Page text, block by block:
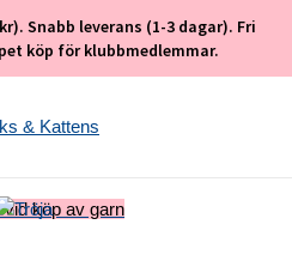
Snabb leverans (1-3 dagar). Fri
köp för klubbmedlemmar.
köp av garn